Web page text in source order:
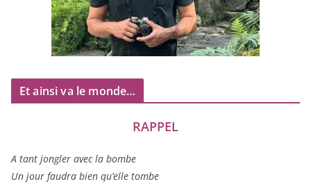
Et ainsi va le monde…
RAPPEL
A tant jon­gler avec la bombe
Un jour fau­dra bien qu’elle tombe